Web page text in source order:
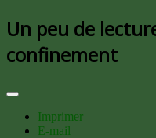
Un peu de
confinement
Imprimer
E-mail